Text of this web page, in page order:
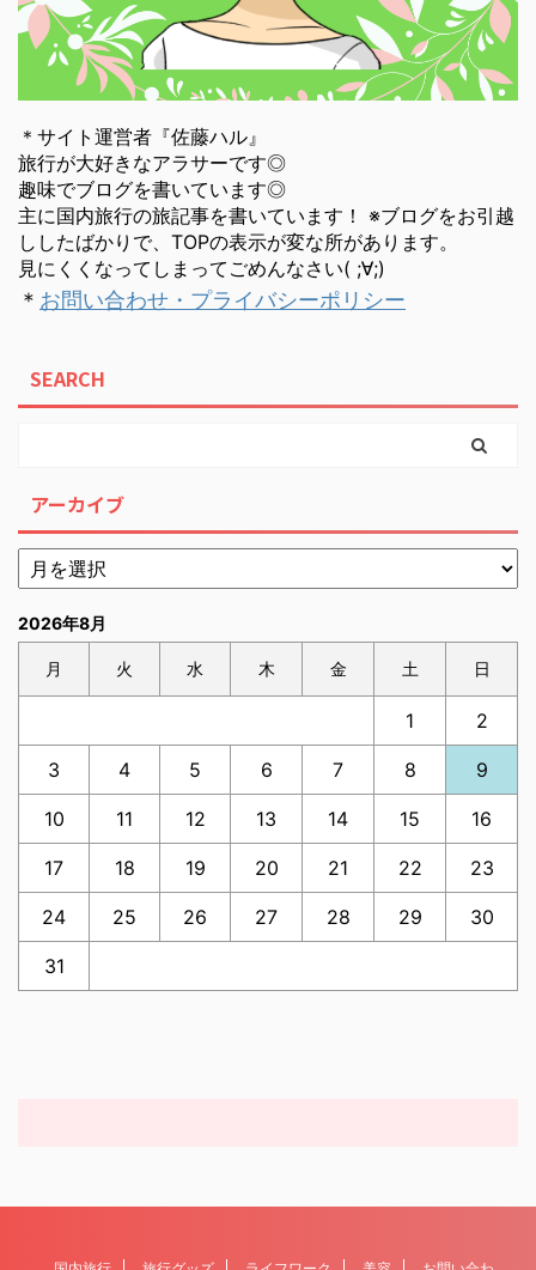
＊サイト運営者『佐藤ハル』
旅行が大好きなアラサーです◎
趣味でブログを書いています◎
主に国内旅行の旅記事を書いています！ ※ブログをお引越
ししたばかりで、TOPの表示が変な所があります。
見にくくなってしまってごめんなさい( ;∀;)
＊ お問い合わせ・プライバシーポリシー
SEARCH
アーカイブ
2026年8月
月 火 水 木 金 土 日
1 2
3 4 5 6 7 8 9
10 11 12 13 14 15 16
17 18 19 20 21 22 23
24 25 26 27 28 29 30
31